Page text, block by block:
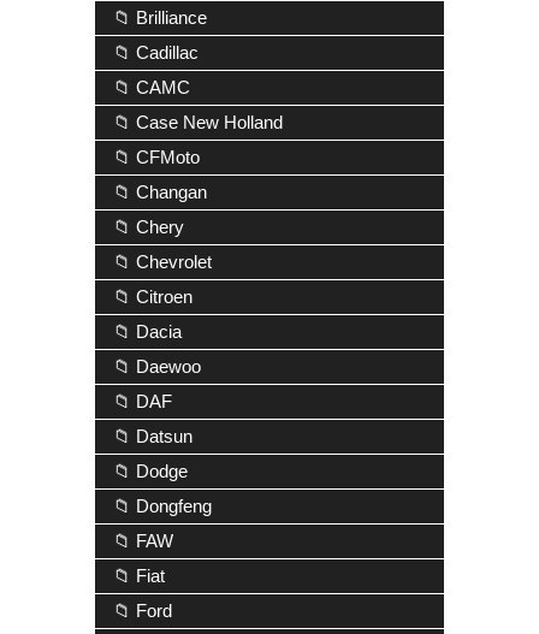
📁 Brilliance
📁 Cadillac
📁 CAMC
📁 Case New Holland
📁 CFMoto
📁 Changan
📁 Chery
📁 Chevrolet
📁 Citroen
📁 Dacia
📁 Daewoo
📁 DAF
📁 Datsun
📁 Dodge
📁 Dongfeng
📁 FAW
📁 Fiat
📁 Ford